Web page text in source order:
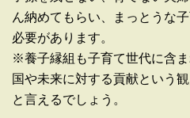
ん納めてもらい、まっとうな
必要があります。
※養子縁組も子育て世代に含ま
国や未来に対する貢献という
と言えるでしょう。